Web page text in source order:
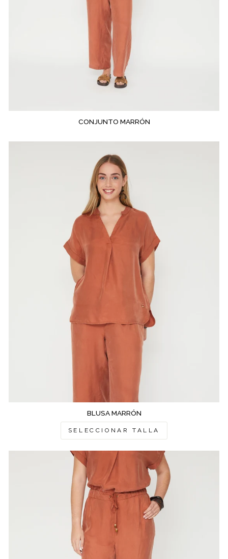
CONJUNTO MARRÓN
BLUSA MARRÓN
SELECCIONAR TALLA